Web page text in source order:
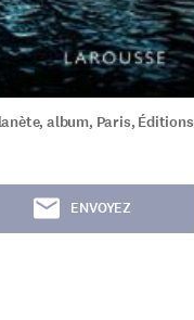
album, Paris, Éditions
ENVOYEZ